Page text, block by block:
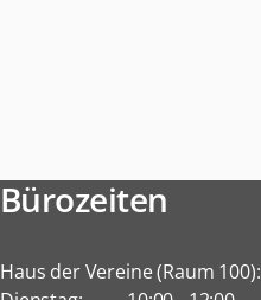
Bürozeiten
Haus der Vereine (Raum 100):